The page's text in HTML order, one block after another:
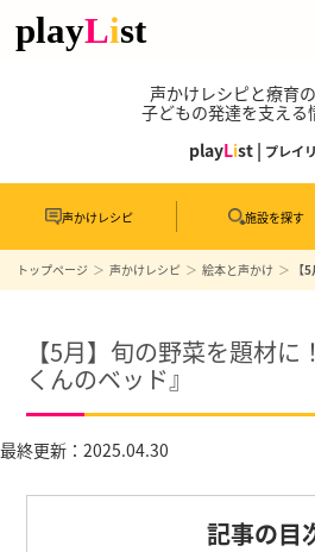
声かけレシピと療育
子どもの発達を支える
playList | プレイ
声かけレシピ 施設を探す
トップページ 声かけレシピ 絵本と声かけ
【5月】旬の野菜を題材
くんのベッド』
最終更新：2025.04.30
記事の目